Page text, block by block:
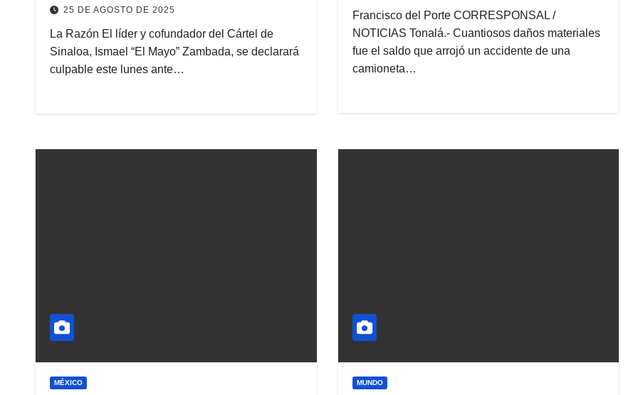
25 DE AGOSTO DE 2025
La Razón El líder y cofundador del Cártel de
Sinaloa, Ismael “El Mayo” Zambada, se declarará
culpable este lunes ante…
Francisco del Porte CORRESPONSAL /
NOTICIAS Tonalá.- Cuantiosos daños materiales
fue el saldo que arrojó un accidente de una
camioneta…
MÉXICO MUNDO